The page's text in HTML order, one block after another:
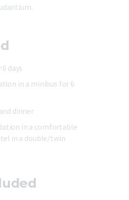
days
in a minibus for 6
dinner
in a comfortable
in a double/twin